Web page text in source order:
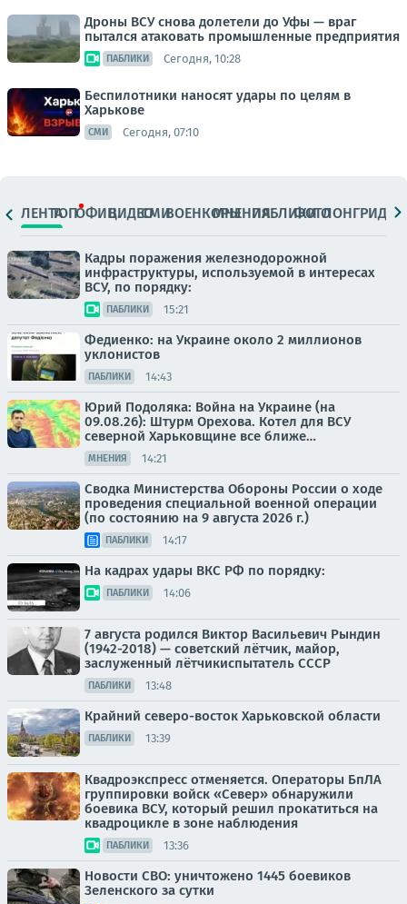
Дроны ВСУ снова долетели до Уфы — враг
пытался атаковать промышленные предприятия
ПАБЛИКИ Сегодня, 10:28
Беспилотники наносят удары по целям в
Харькове
СМИ Сегодня, 07:10
ЛЕНТАТОПОФИЦ.ВИДЕОСМИВОЕНКОРЫМНЕНИЯПАБЛИКИ
ФОТОЛОНГРИДЫ
Кадры поражения железнодорожной
инфраструктуры, используемой в интересах
ВСУ, по порядку:
ПАБЛИКИ 15:21
Федиенко: на Украине около 2 миллионов
уклонистов
ПАБЛИКИ 14:43
Юрий Подоляка: Война на Украине (на
09.08.26): Штурм Орехова. Котел для ВСУ
северной Харьковщине все ближе…
МНЕНИЯ 14:21
Сводка Министерства Обороны России о ходе
проведения специальной военной операции
(по состоянию на 9 августа 2026 г.)
ПАБЛИКИ 14:17
На кадрах удары ВКС РФ по порядку:
ПАБЛИКИ 14:06
7 августа родился Виктор Васильевич Рындин
(1942-2018) — советский лётчик, майор,
заслуженный лётчикиспытатель СССР
ПАБЛИКИ 13:48
Крайний северо-восток Харьковской области
ПАБЛИКИ 13:39
Квадроэкспресс отменяется. Операторы БпЛА
группировки войск «Север» обнаружили
боевика ВСУ, который решил прокатиться на
квадроцикле в зоне наблюдения
ПАБЛИКИ 13:36
Новости СВО: уничтожено 1445 боевиков
Зеленского за сутки